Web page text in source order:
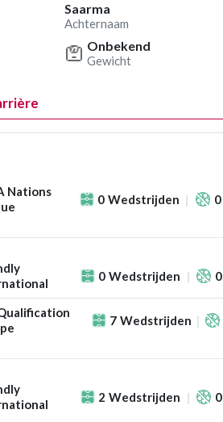
Saarma
Achternaam
Onbekend
Gewicht
Nations
0 Wedstrijden 0
0 Wedstrijden 0
7 Wedstrijden
2 Wedstrijden 0